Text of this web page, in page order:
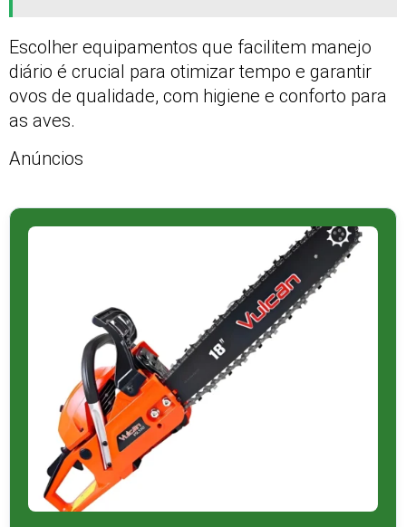
Escolher equipamentos que facilitem manejo
diário é crucial para otimizar tempo e garantir
ovos de qualidade, com higiene e conforto para
as aves.
Anúncios